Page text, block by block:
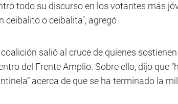
todo su discurso en los votantes más
ceibalito o ceibalita", agregó
coalición salió al cruce de quienes
del Frente Amplio. Sobre ello, dijo que
acerca de que se ha terminado la